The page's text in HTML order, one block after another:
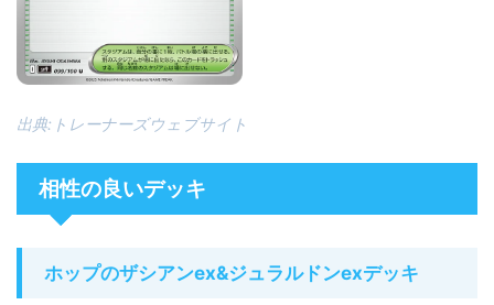
出典:トレーナーズウェブサイト
相性の良いデッキ
ホップのザシアンex&ジュラルドンexデッキ